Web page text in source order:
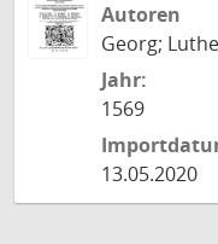
Autoren
Georg;
Jahr:
1569
13.05.2020